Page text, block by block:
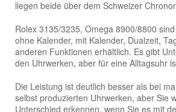
liegen beide über dem Schweizer
Rolex 3135/3235, Omega 8900/8800
ohne Kalender, mit Kalender, Dualzeit,
anderen Funktionen erhältlich. Es gibt
den Uhrwerken, aber für eine Alltagsuhr
Die Leistung ist deutlich besser als bei
selbst produzierten Uhrwerken, aber Sie
Unterschied erkennen, wenn Sie es mit